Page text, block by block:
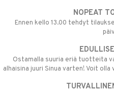
NOPEAT
Ennen kello 13.00 tehdyt
Ostamalla suuria eriä tuotteita
alhaisina juuri Sinua varten! Voit